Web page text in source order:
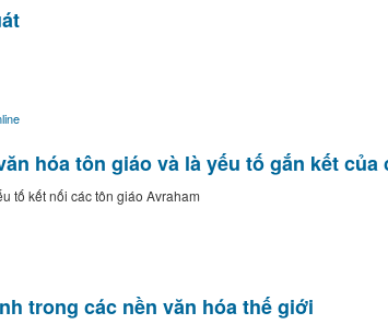
hóa tôn giáo và là yếu tố gắn kết của
tố kết nối các tôn giáo Avraham
trong các nền văn hóa thế giới